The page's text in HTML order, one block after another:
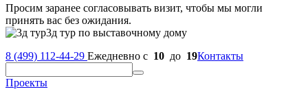
Просим заранее согласовывать визит, чтобы мы могли
принять вас без ожидания.
3д тур по выставочному дому
8 (499) 112-44-29 Ежедневно с 10 до 19Контакты
Проекты